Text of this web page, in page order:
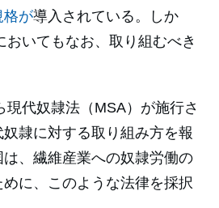
格が導入されている。しか
おいてもなお、取り組むべき
現代奴隷法（MSA）が施行さ
隷に対する取り組み方を報
、繊維産業への奴隷労働の
に、このような法律を採択